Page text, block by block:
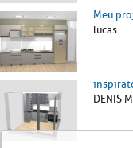
Meu
lucas
DENIS